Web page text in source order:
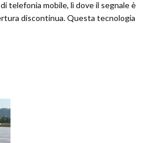
telefonia mobile, lì dove il segnale è
discontinua. Questa tecnologia